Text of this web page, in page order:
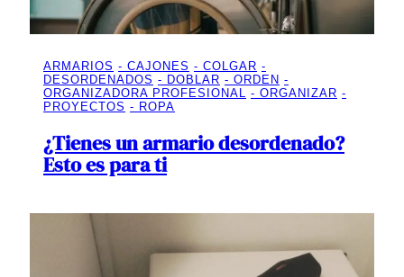
ARMARIOS CAJONES
COLGAR
DESORDENADOS
DOBLAR
ORDEN
ORGANIZADORA PROFESIONAL
ORGANIZAR
PROYECTOS
ROPA
¿Tienes un armario desordenado?
Esto es para ti